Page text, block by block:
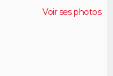
Voir ses photos